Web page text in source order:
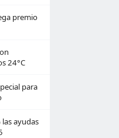
premio
24°C
para
ayudas